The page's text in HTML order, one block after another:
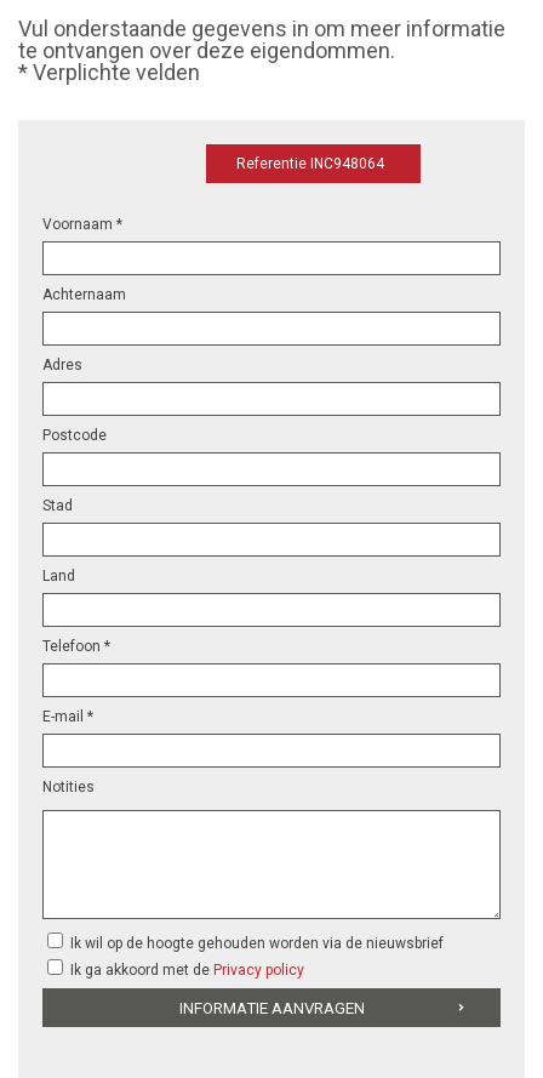
Vul onderstaande gegevens in om meer informatie
te ontvangen over deze eigendommen.
* Verplichte velden
Referentie INC948064
Voornaam *
Achternaam
Adres
Postcode
Stad
Land
Telefoon *
E-mail *
Notities
Ik wil op de hoogte gehouden worden via de nieuwsbrief
Ik ga akkoord met de Privacy policy